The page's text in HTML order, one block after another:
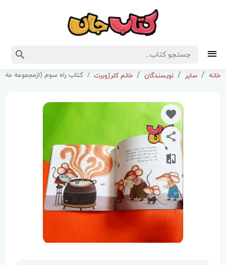
خانه سایر نویسندگان خانم کلرژوبرت کتاب راه سوم (ازمجموعه ماجراهای جنگل بلوط)